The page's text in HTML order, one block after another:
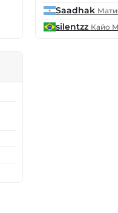
Saadhak
silentzz Кайо